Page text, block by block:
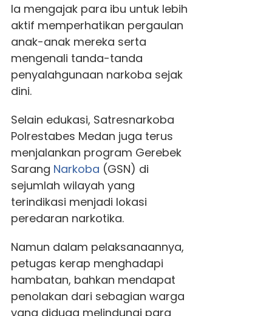
Ia mengajak para ibu untuk lebih
aktif memperhatikan pergaulan
anak-anak mereka serta
mengenali tanda-tanda
penyalahgunaan narkoba sejak
dini.
Selain edukasi, Satresnarkoba
Polrestabes Medan juga terus
menjalankan program Gerebek
Sarang Narkoba (GSN) di
sejumlah wilayah yang
terindikasi menjadi lokasi
peredaran narkotika.
Namun dalam pelaksanaannya,
petugas kerap menghadapi
hambatan, bahkan mendapat
penolakan dari sebagian warga
yang diduga melindungi para